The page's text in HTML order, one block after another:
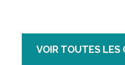
VOIR TOUTES LES